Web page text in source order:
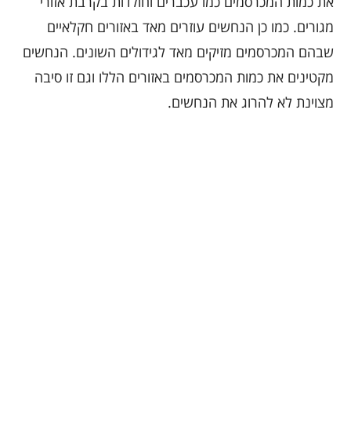
מגורים. כמו כן הנחשים עוזרים מאד באזורים חקלאיים
שבהם המכרסמים מזיקים מאד לגידולים השונים. הנחשים
מקטינים את כמות המכרסמים באזורים הללו וגם זו סיבה
מצוינת לא להרוג את הנחשים.